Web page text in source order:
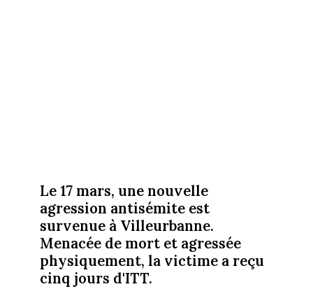
Le 17 mars, une nouvelle
agression antisémite est
survenue à Villeurbanne.
Menacée de mort et agressée
physiquement, la victime a reçu
cinq jours d'ITT.